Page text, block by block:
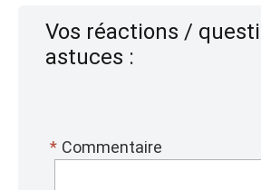
Vos réactions /
astuces :
Commentaire
*